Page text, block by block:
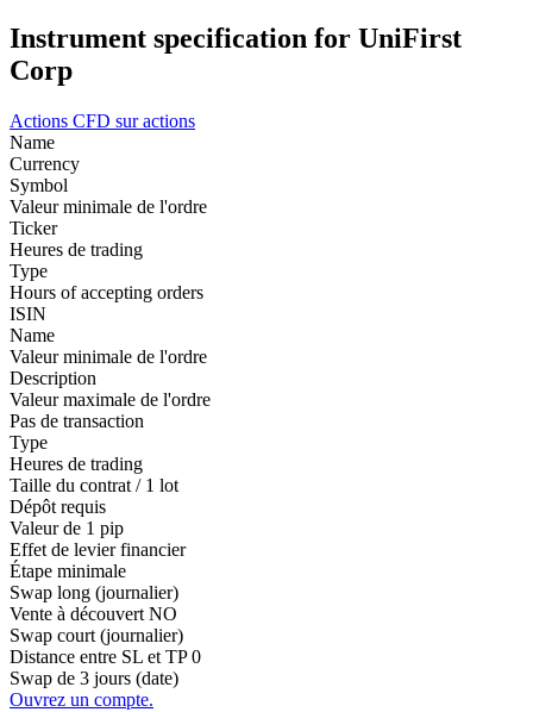
Instrument specification for UniFirst
Corp
Actions CFD sur actions
Name
Currency
Symbol
Valeur minimale de l'ordre
Ticker
Heures de trading
Type
Hours of accepting orders
ISIN
Name
Valeur minimale de l'ordre
Description
Valeur maximale de l'ordre
Pas de transaction
Type
Heures de trading
Taille du contrat / 1 lot
Dépôt requis
Valeur de 1 pip
Effet de levier financier
Étape minimale
Swap long (journalier)
Vente à découvert NO
Swap court (journalier)
Distance entre SL et TP 0
Swap de 3 jours (date)
Ouvrez un compte.